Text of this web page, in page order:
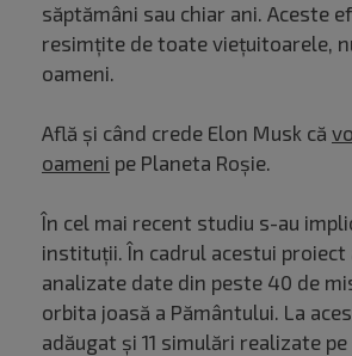
săptămâni sau chiar ani. Aceste
resimțite de toate viețuitoarele,
oameni.
Află și când crede Elon Musk că
oameni pe Planeta Roșie.
În cel mai recent studiu s-au
instituții. În cadrul acestui proiect
analizate date din peste 40 de
orbita joasă a Pământului. La
adăugat și 11 simulări realizate